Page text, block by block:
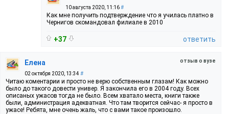
10 августа 2020, 11:16#
Как мне получить подтверждение что я училась платно в
Чернигов скомандовал филиале в 2010
+37 ответить
отзыв о вузе
Елена
02 октября 2020, 13:34 #
Читаю коментарии и просто не верю собственным глазам! Как можно
было до такого довести универ. Я закончила его в 2004 году. Всех
описаных ужасов тогда не было. Всем хватало места, книги также
были, администрация адекватная. Что там творится сейчас- я просто в
ужасе! Ребята, мне очень жаль, что с вами такое произошло.